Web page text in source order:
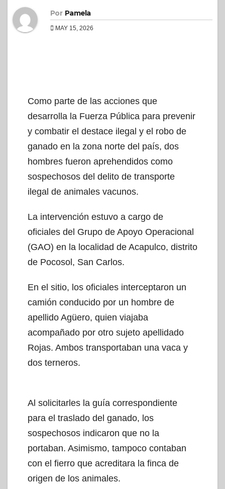
Por Pamela
MAY 15, 2026
Como parte de las acciones que
desarrolla la Fuerza Pública para prevenir
y combatir el destace ilegal y el robo de
ganado en la zona norte del país, dos
hombres fueron aprehendidos como
sospechosos del delito de transporte
ilegal de animales vacunos.
La intervención estuvo a cargo de
oficiales del Grupo de Apoyo Operacional
(GAO) en la localidad de Acapulco, distrito
de Pocosol, San Carlos.
En el sitio, los oficiales interceptaron un
camión conducido por un hombre de
apellido Agüero, quien viajaba
acompañado por otro sujeto apellidado
Rojas. Ambos transportaban una vaca y
dos terneros.
Al solicitarles la guía correspondiente
para el traslado del ganado, los
sospechosos indicaron que no la
portaban. Asimismo, tampoco contaban
con el fierro que acreditara la finca de
origen de los animales.